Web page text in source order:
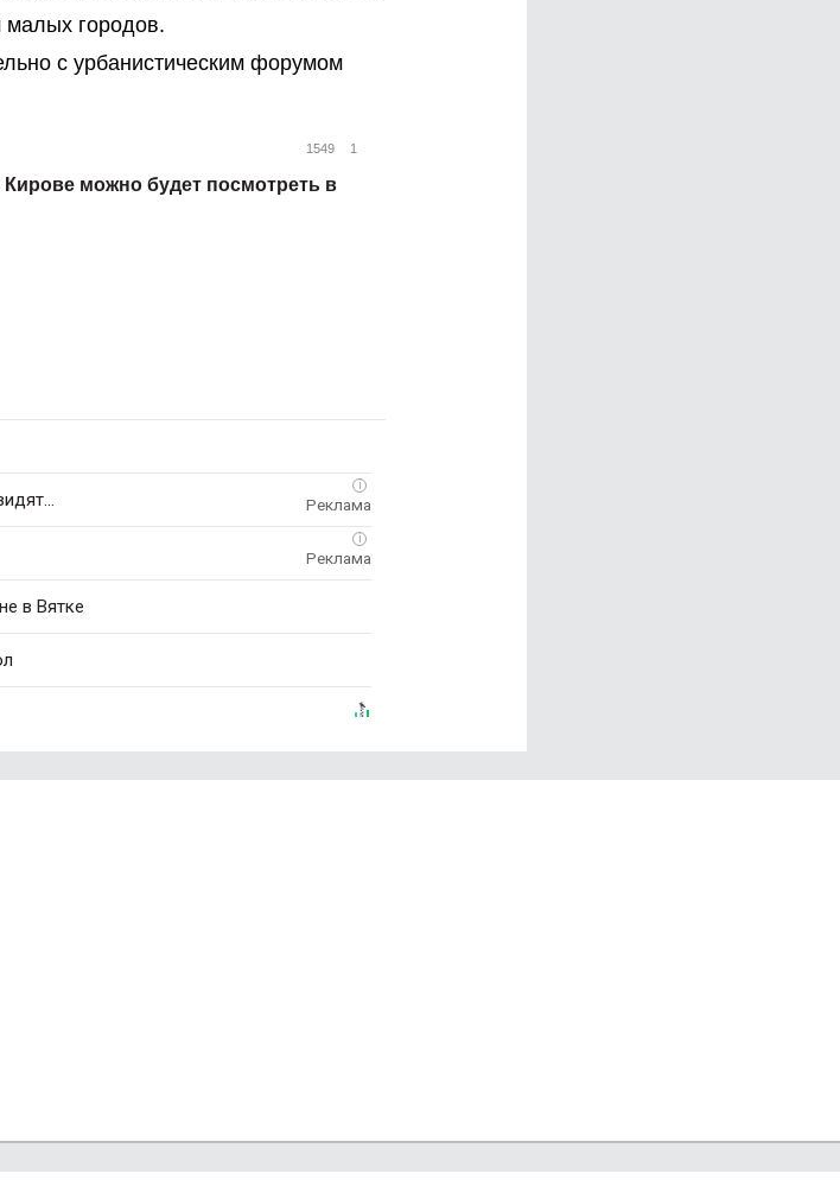
малых городов.
с урбанистическим форумом
1549 1
можно будет посмотреть в
i
i
в Вятке